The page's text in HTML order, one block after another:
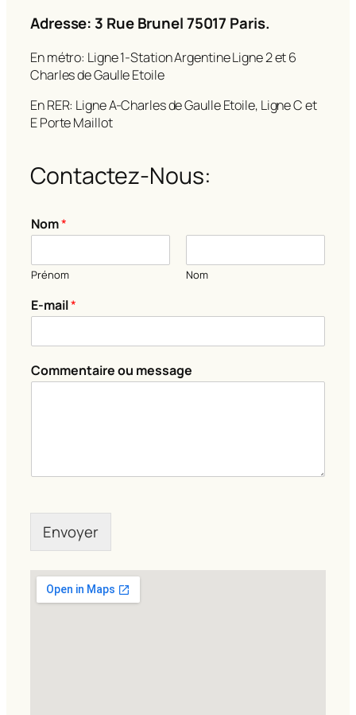
Adresse: 3 Rue Brunel 75017 Paris.
En métro: Ligne 1-Station Argentine Ligne 2 et 6
Charles de Gaulle Etoile
En RER: Ligne A-Charles de Gaulle Etoile, Ligne C et
E Porte Maillot
Contactez-Nous:
o
u
u
C
m
e
t
Nom*
Prénom Nom
E-mail*
Commentaire ou message
Envoyer